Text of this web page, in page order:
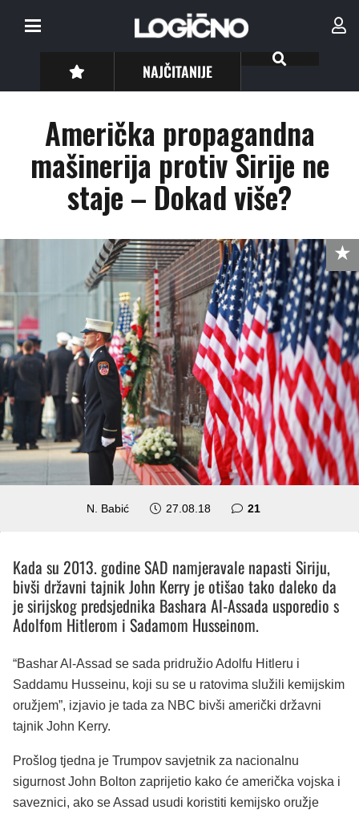
NAJČITANIJE
Američka propagandna
mašinerija protiv Sirije ne
staje – Dokad više?
N. Babić 27.08.18 21
Kada su 2013. godine SAD namjeravale napasti Siriju,
bivši državni tajnik John Kerry je otišao tako daleko da
je sirijskog predsjednika Bashara Al-Assada usporedio s
Adolfom Hitlerom i Sadamom Husseinom.
“Bashar Al-Assad se sada pridružio Adolfu Hitleru i
Saddamu Husseinu, koji su se u ratovima služili kemijskim
oružjem”, izjavio je tada za NBC bivši američki državni
tajnik John Kerry.
Prošlog tjedna je Trumpov savjetnik za nacionalnu
sigurnost John Bolton zaprijetio kako će američka vojska i
saveznici, ako se Assad usudi koristiti kemijsko oružje